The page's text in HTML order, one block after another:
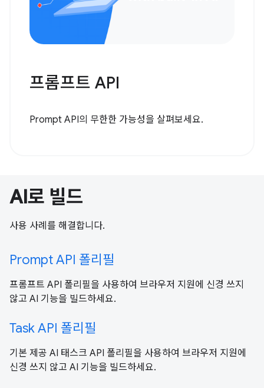
프롬프트 API
Prompt API의 무한한 가능성을 살펴보세요.
AI로 빌드
사용 사례를 해결합니다.
Prompt API 폴리필
프롬프트 API 폴리필을 사용하여 브라우저 지원에 신경 쓰지
않고 AI 기능을 빌드하세요.
Task API 폴리필
기본 제공 AI 태스크 API 폴리필을 사용하여 브라우저 지원에
신경 쓰지 않고 AI 기능을 빌드하세요.